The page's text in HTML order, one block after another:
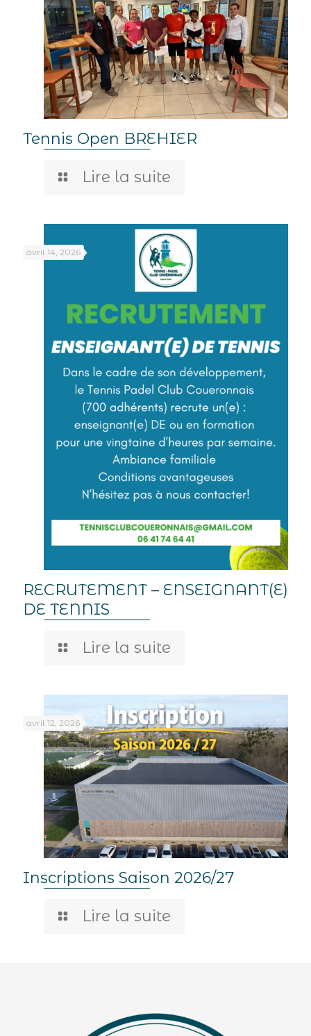
Tennis Open BREHIER
Lire la suite
avril 14, 2026
RECRUTEMENT – ENSEIGNANT(E)
DE TENNIS
Lire la suite
avril 12, 2026
Inscriptions Saison 2026/27
Lire la suite